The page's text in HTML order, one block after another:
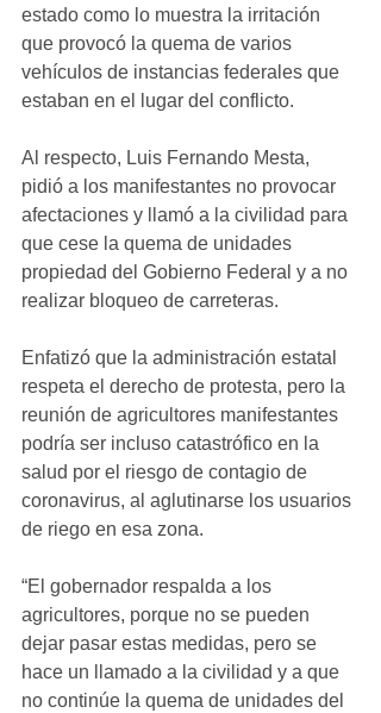
estado como lo muestra la irritación
que provocó la quema de varios
vehículos de instancias federales que
estaban en el lugar del conflicto.
Al respecto, Luis Fernando Mesta,
pidió a los manifestantes no provocar
afectaciones y llamó a la civilidad para
que cese la quema de unidades
propiedad del Gobierno Federal y a no
realizar bloqueo de carreteras.
Enfatizó que la administración estatal
respeta el derecho de protesta, pero la
reunión de agricultores manifestantes
podría ser incluso catastrófico en la
salud por el riesgo de contagio de
coronavirus, al aglutinarse los usuarios
de riego en esa zona.
“El gobernador respalda a los
agricultores, porque no se pueden
dejar pasar estas medidas, pero se
hace un llamado a la civilidad y a que
no continúe la quema de unidades del